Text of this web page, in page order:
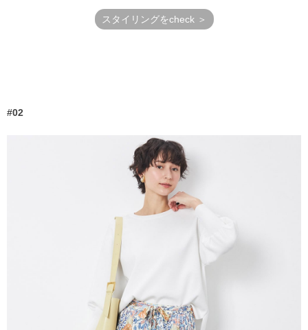
スタイリングをcheck ＞
#02